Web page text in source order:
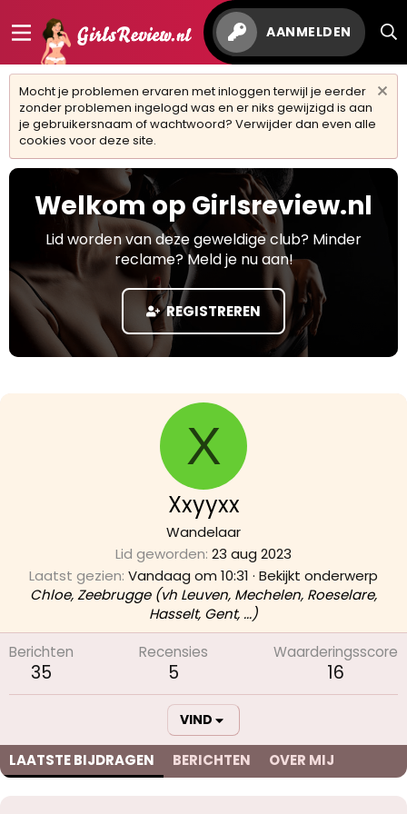
AANMELDEN
Mocht je problemen ervaren met inloggen terwijl je eerder
zonder problemen ingelogd was en er niks gewijzigd is aan
je gebruikersnaam of wachtwoord? Verwijder dan even alle
cookies voor deze site.
Welkom op Girlsreview.nl
Lid worden van deze geweldige club? Minder
reclame? Meld je nu aan!
REGISTREREN
X
Xxyyxx
Wandelaar
Lid geworden 23 aug 2023
Laatst gezien Vandaag om 10:31 · Bekijkt onderwerp
Chloe, Zeebrugge (vh Leuven, Mechelen, Roeselare,
Hasselt, Gent, ...)
Berichten
35
Recensies
5
Waarderingsscore
16
VIND
LAATSTE BIJDRAGEN BERICHTEN OVER MIJ